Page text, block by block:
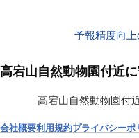
予報精度向
高宕山自然動物園付近
高宕山自然動物園付
会社概要利用規約プライバシーポ